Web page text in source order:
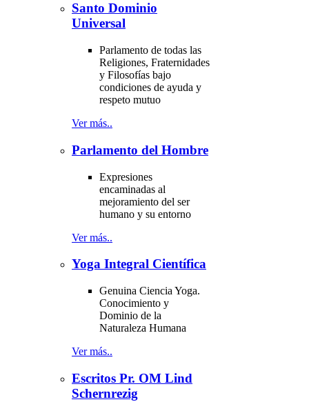
Santo Dominio
Universal
Parlamento de todas las
Religiones, Fraternidades
y Filosofías bajo
condiciones de ayuda y
respeto mutuo
Ver más..
Parlamento del Hombre
Expresiones
encaminadas al
mejoramiento del ser
humano y su entorno
Ver más..
Yoga Integral Científica
Genuina Ciencia Yoga.
Conocimiento y
Dominio de la
Naturaleza Humana
Ver más..
Escritos Pr. OM Lind
Schernrezig